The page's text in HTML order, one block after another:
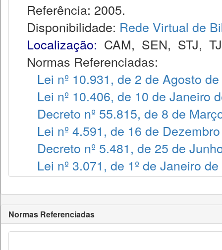
Referência: 2005.
Disponibilidade: Rede Virtual de
Localização: CAM, SEN, STJ,
Normas Referenciadas:
Lei nº 10.931, de 2 de Agosto
Lei nº 10.406, de 10 de Janeiro
Decreto nº 55.815, de 8 de
Lei nº 4.591, de 16 de
Decreto nº 5.481, de 25 de
Lei nº 3.071, de 1º de Janeiro
Normas Referenciadas